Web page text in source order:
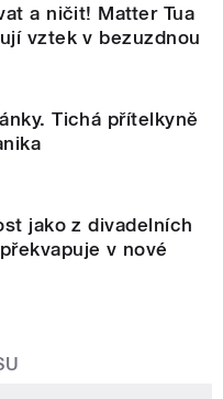
a ničit! Matter Tua
vztek v bezuzdnou
Tichá přítelkyně
jako z divadelních
v nové